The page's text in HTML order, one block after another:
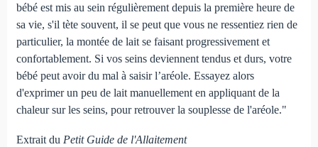
bébé est mis au sein régulièrement depuis la première heure de
sa vie, s'il tète souvent, il se peut que vous ne ressentiez rien de
particulier, la montée de lait se faisant progressivement et
confortablement. Si vos seins deviennent tendus et durs, votre
bébé peut avoir du mal à saisir l’aréole. Essayez alors
d'exprimer un peu de lait manuellement en appliquant de la
chaleur sur les seins, pour retrouver la souplesse de l'aréole."
Extrait du Petit Guide de l'Allaitement